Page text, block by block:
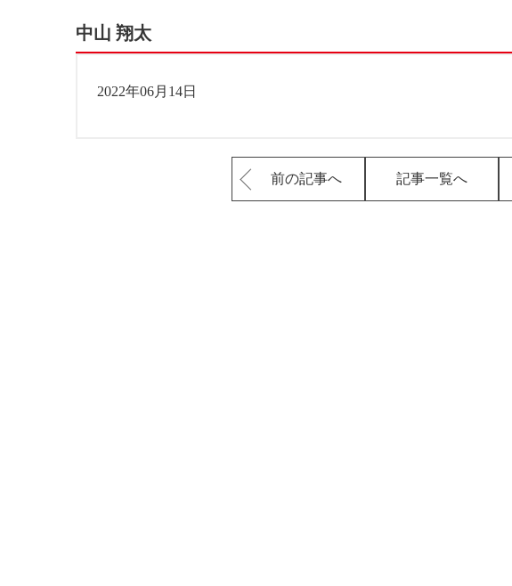
中山 翔太
2022年06月14日
前の記事へ 記事一覧へ